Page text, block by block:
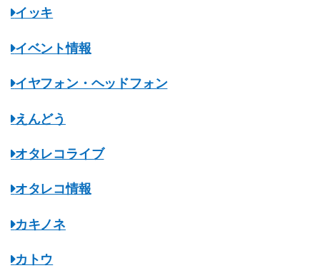
イッキ
イベント情報
イヤフォン・ヘッドフォン
えんどう
オタレコライブ
オタレコ情報
カキノネ
カトウ